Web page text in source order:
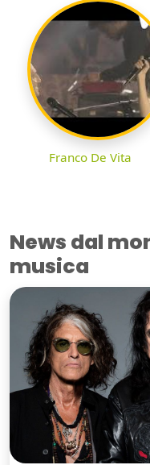
Franco De Vita
News dal
musica